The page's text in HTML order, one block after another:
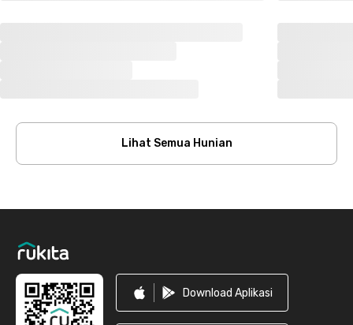
Lihat Semua Hunian
Download Aplikasi